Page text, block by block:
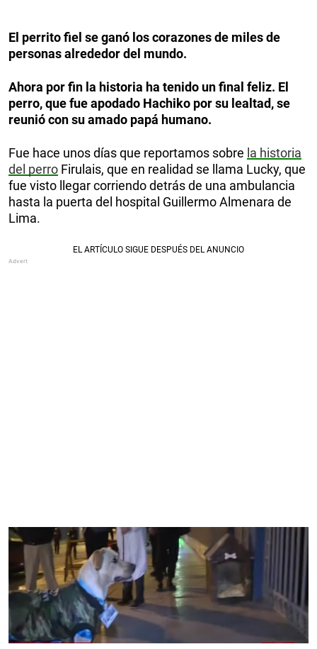
El perrito fiel se ganó los corazones de miles de
personas alrededor del mundo.
Ahora por fin la historia ha tenido un final feliz. El
perro, que fue apodado Hachiko por su lealtad, se
reunió con su amado papá humano.
Fue hace unos días que reportamos sobre la historia
del perro Firulais, que en realidad se llama Lucky, que
fue visto llegar corriendo detrás de una ambulancia
hasta la puerta del hospital Guillermo Almenara de
Lima.